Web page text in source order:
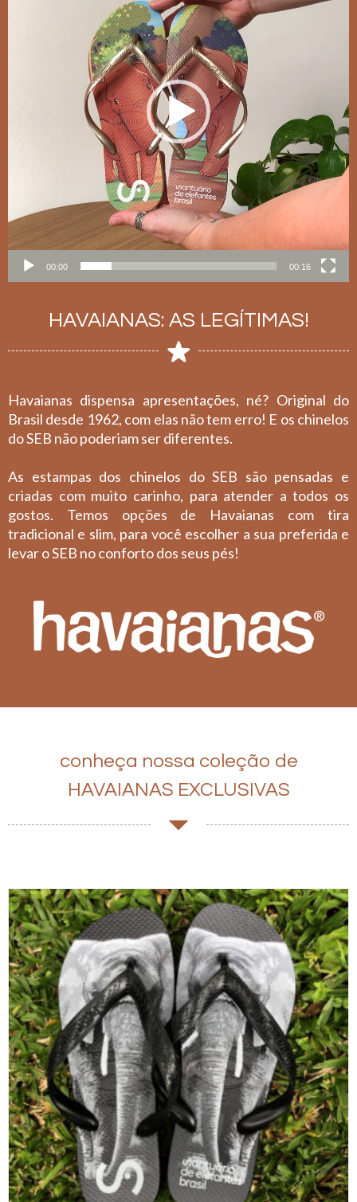
00:00 00:16
HAVAIANAS: AS LEGÍTIMAS!
Havaianas dispensa apresentações, né? Original do
Brasil desde 1962, com elas não tem erro! E os chinelos
do SEB não poderiam ser diferentes.
As estampas dos chinelos do SEB são pensadas e
criadas com muito carinho, para atender a todos os
gostos. Temos opções de Havaianas com tira
tradicional e slim, para você escolher a sua preferida e
levar o SEB no conforto dos seus pés!
conheça nossa coleção de
HAVAIANAS EXCLUSIVAS